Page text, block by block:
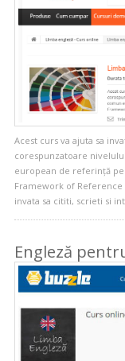
Acest curs va ajuta sa
corespunzatoare
european de referinţă
Framework of Reference
invata sa cititi, scrieti si
Engleză